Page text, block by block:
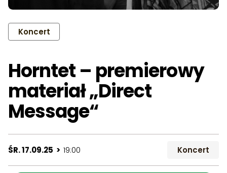
Koncert
Horntet – premierowy
materiał „Direct
Message“
ŚR. 17.09.25 > 19:00 Koncert